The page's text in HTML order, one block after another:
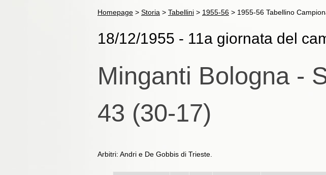
Homepage > Storia > Tabellini > 1955-56 > 1955-56 Tabellino
18/12/1955 - 11a giornata del
Minganti Bologna -
43 (30-17)
Arbitri: Andri e De Gobbis di Trieste.